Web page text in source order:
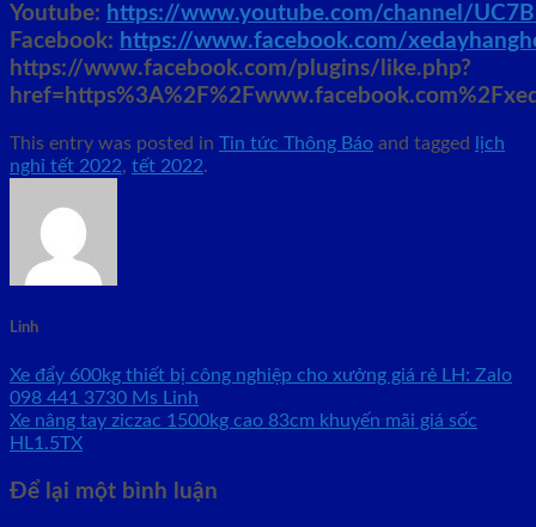
Youtube: https://www.youtube.com/channel/
Facebook: https://www.facebook.com/
https://www.facebook.com/plugins/like.php?
This entry was posted in Tin tức Thông Báo and tagged
lịch
nghỉ tết 2022, tết 2022.
Linh
Xe đẩy 600kg thiết bị công nghiệp cho xưởng giá rẻ LH: Zalo
098 441 3730 Ms Linh
Xe nâng tay ziczac 1500kg cao 83cm khuyến mãi giá sốc
HL1.5TX
Để lại một bình luận